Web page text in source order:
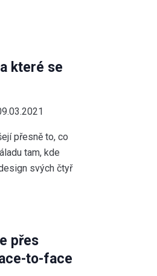
které se
přesně to, co
tam, kde
svých čtyř
přes
to-face